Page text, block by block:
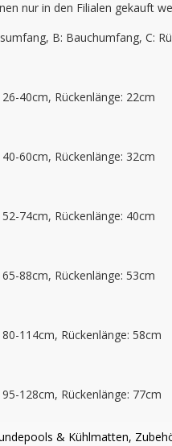
nur in den Filialen gekauft
B: Bauchumfang, C:
40cm, Rückenlänge: 22cm
60cm, Rückenlänge: 32cm
74cm, Rückenlänge: 40cm
88cm, Rückenlänge: 53cm
114cm, Rückenlänge: 58cm
128cm, Rückenlänge: 77cm
& Kühlmatten,